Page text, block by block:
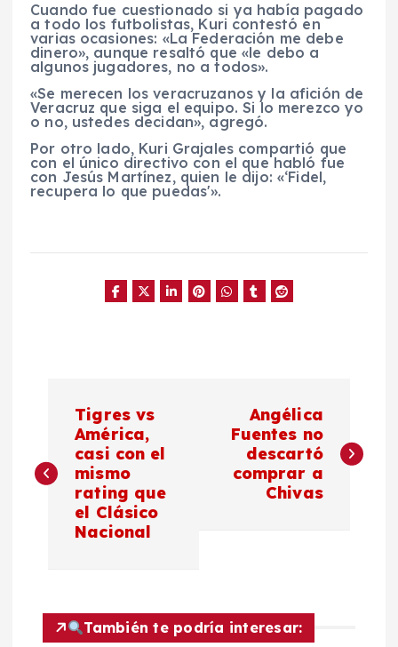
Cuando fue cuestionado si ya había pagado
a todo los futbolistas, Kuri contestó en
varias ocasiones: «La Federación me debe
dinero», aunque resaltó que «le debo a
algunos jugadores, no a todos».
«Se merecen los veracruzanos y la afición de
Veracruz que siga el equipo. Si lo merezco yo
o no, ustedes decidan», agregó.
Por otro lado, Kuri Grajales compartió que
con el único directivo con el que habló fue
con Jesús Martínez, quien le dijo: «‘Fidel,
recupera lo que puedas'».
v
a
Tigres vs
América,
casi con el
mismo
rating que
el Clásico
Nacional
Angélica
Fuentes no
descartó
comprar a
Chivas
También te podría interesar: